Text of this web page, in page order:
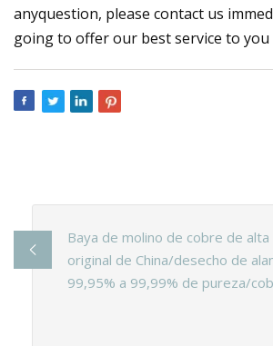
anyquestion, please contact us
going to offer our best service to you
Baya de molino de cobre de alta
original de China/desecho de
99,95% a 99,99% de pureza/